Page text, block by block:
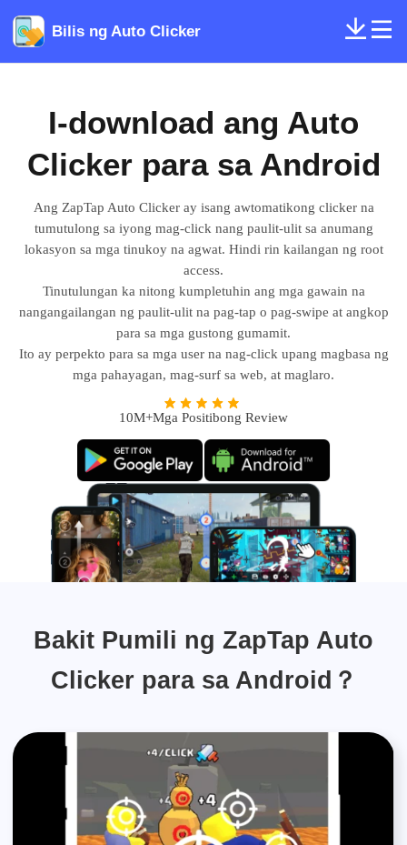
Bilis ng Auto Clicker
I-download ang Auto
Clicker para sa Android
Ang ZapTap Auto Clicker ay isang awtomatikong clicker na
tumutulong sa iyong mag-click nang paulit-ulit sa anumang
lokasyon sa mga tinukoy na agwat. Hindi rin kailangan ng root
access.
Tinutulungan ka nitong kumpletuhin ang mga gawain na
nangangailangan ng paulit-ulit na pag-tap o pag-swipe at angkop
para sa mga gustong gumamit.
Ito ay perpekto para sa mga user na nag-click upang magbasa ng
mga pahayagan, mag-surf sa web, at maglaro.
10M+Mga Positibong Review
Bakit Pumili ng ZapTap Auto
Clicker para sa Android？